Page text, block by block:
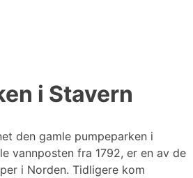
i Stavern
den gamle pumpeparken i
vannposten fra 1792, er en av de
i Norden. Tidligere kom